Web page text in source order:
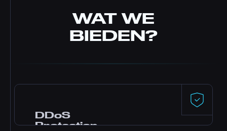
WAT WE
BIEDEN?
DDoS
Protection